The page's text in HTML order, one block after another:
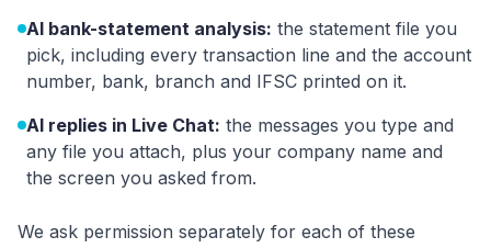
AI bank-statement analysis: the statement file you
pick, including every transaction line and the account
number, bank, branch and IFSC printed on it.
AI replies in Live Chat: the messages you type and
any file you attach, plus your company name and
the screen you asked from.
We ask permission separately for each of these